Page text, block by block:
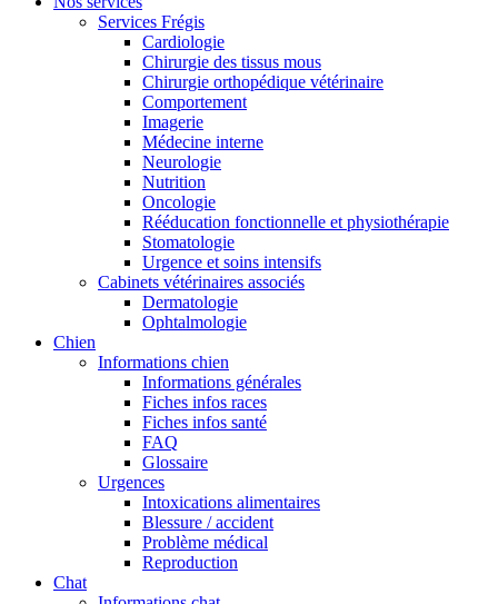
Services Frégis
Cardiologie
Chirurgie des tissus mous
Chirurgie orthopédique vétérinaire
Comportement
Imagerie
Médecine interne
Neurologie
Nutrition
Oncologie
Rééducation fonctionnelle et physiothérapie
Stomatologie
Urgence et soins intensifs
Cabinets vétérinaires associés
Dermatologie
Ophtalmologie
Chien
Informations chien
Informations générales
Fiches infos races
Fiches infos santé
FAQ
Glossaire
Urgences
Intoxications alimentaires
Blessure / accident
Problème médical
Reproduction
Chat